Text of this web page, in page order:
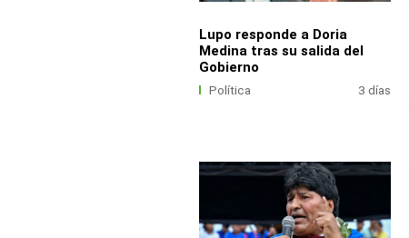
Lupo responde a Doria
Medina tras su salida del
Gobierno
Política 3 días